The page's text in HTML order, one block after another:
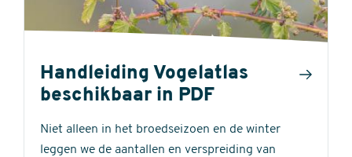
Handleiding Vogelatlas
beschikbaar in PDF
Niet alleen in het broedseizoen en de winter
leggen we de aantallen en verspreiding van